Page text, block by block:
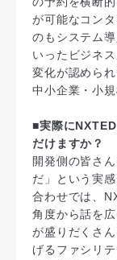
が可能なコン
のもシステム
いったビジネ
変化が認めら
中小企業・小
■実際に
だけますか？
開発側の皆さ
だ」という実
合わせでは、
角度から話を
が盛りだくさ
げるファシリ